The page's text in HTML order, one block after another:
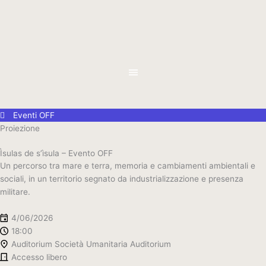
Eventi OFF
Proiezione
Ìsulas de s’ìsula – Evento OFF
Un percorso tra mare e terra, memoria e cambiamenti ambientali e
sociali, in un territorio segnato da industrializzazione e presenza
militare.
4/06/2026
18:00
Auditorium Società Umanitaria Auditorium
Accesso libero